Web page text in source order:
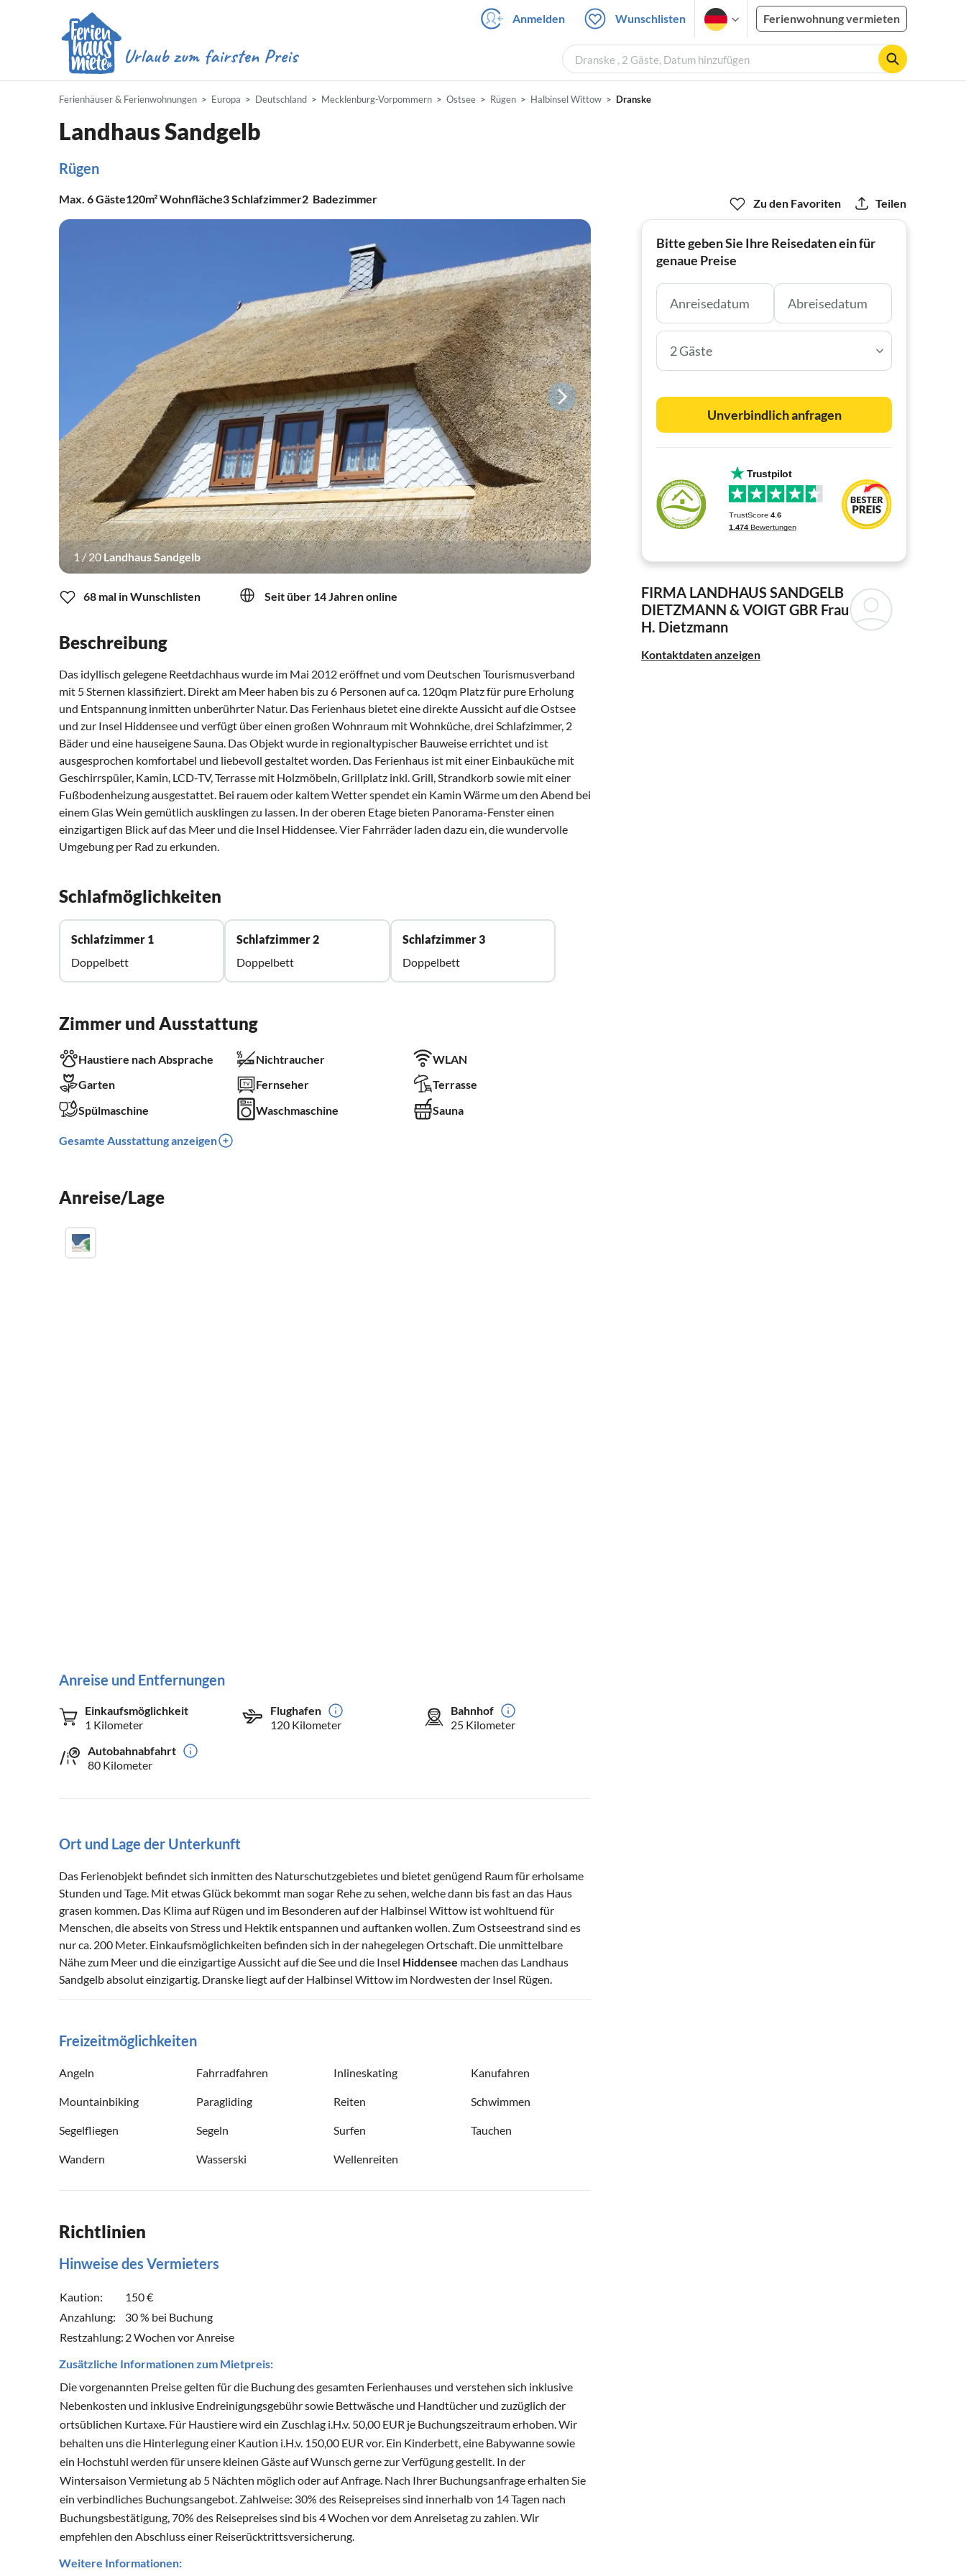
Anmelden Wunschlisten Ferienwohnung vermieten
Dranske , 2 Gäste, Datum hinzufügen
Ferienhäuser & Ferienwohnungen Europa Deutschland Mecklenburg-Vorpommern Ostsee Rügen Halbinsel Wittow Dranske
Landhaus Sandgelb
Rügen
Max. 6Gäste120m²Wohnfläche3Schlafzimmer2 Badezimmer
1/20Landhaus Sandgelb
68 mal in Wunschlisten Seit über 14 Jahren online
Beschreibung
Das idyllisch gelegene Reetdachhaus wurde im Mai 2012 eröffnet und vom Deutschen Tourismusverband
mit 5 Sternen klassifiziert. Direkt am Meer haben bis zu 6 Personen auf ca. 120qm Platz für pure Erholung
und Entspannung inmitten unberührter Natur. Das Ferienhaus bietet eine direkte Aussicht auf die Ostsee
und zur Insel Hiddensee und verfügt über einen großen Wohnraum mit Wohnküche, drei Schlafzimmer, 2
Bäder und eine hauseigene Sauna. Das Objekt wurde in regionaltypischer Bauweise errichtet und ist
ausgesprochen komfortabel und liebevoll gestaltet worden. Das Ferienhaus ist mit einer Einbauküche mit
Geschirrspüler, Kamin, LCD-TV, Terrasse mit Holzmöbeln, Grillplatz inkl. Grill, Strandkorb sowie mit einer
Fußbodenheizung ausgestattet. Bei rauem oder kaltem Wetter spendet ein Kamin Wärme um den Abend bei
einem Glas Wein gemütlich ausklingen zu lassen. In der oberen Etage bieten Panorama-Fenster einen
einzigartigen Blick auf das Meer und die Insel Hiddensee. Vier Fahrräder laden dazu ein, die wundervolle
Umgebung per Rad zu erkunden.
Schlafmöglichkeiten
Schlafzimmer 1
Doppelbett
Schlafzimmer 2
Doppelbett
Schlafzimmer 3
Doppelbett
Zimmer und Ausstattung
Haustiere nach Absprache Nichtraucher
WLAN
Garten
Fernseher
Terrasse
Spülmaschine
Waschmaschine Sauna
Gesamte Ausstattung anzeigen
Anreise/Lage
Anreise und Entfernungen
Einkaufsmöglichkeit
1 Kilometer
Flughafen
120 Kilometer
Bahnhof
25 Kilometer
Autobahnabfahrt
80 Kilometer
Ort und Lage der Unterkunft
Das Ferienobjekt befindet sich inmitten des Naturschutzgebietes und bietet genügend Raum für erholsame
Stunden und Tage. Mit etwas Glück bekommt man sogar Rehe zu sehen, welche dann bis fast an das Haus
grasen kommen. Das Klima auf Rügen und im Besonderen auf der Halbinsel Wittow ist wohltuend für
Menschen, die abseits von Stress und Hektik entspannen und auftanken wollen. Zum Ostseestrand sind es
nur ca. 200 Meter. Einkaufsmöglichkeiten befinden sich in der nahegelegen Ortschaft. Die unmittelbare
Nähe zum Meer und die einzigartige Aussicht auf die See und die Insel Hiddensee machen das Landhaus
Sandgelb absolut einzigartig. Dranske liegt auf der Halbinsel Wittow im Nordwesten der Insel Rügen.
Freizeitmöglichkeiten
Angeln Fahrradfahren Inlineskating Kanufahren
Mountainbiking Paragliding Reiten Schwimmen
Segelfliegen Segeln Surfen Tauchen
Wandern Wasserski Wellenreiten
Richtlinien
Hinweise des Vermieters
Kaution:
150 €
Anzahlung:
30 % bei Buchung
Restzahlung: 2 Wochen vor Anreise
Zusätzliche Informationen zum Mietpreis:
Die vorgenannten Preise gelten für die Buchung des gesamten Ferienhauses und verstehen sich inklusive
Nebenkosten und inklusive Endreinigungsgebühr sowie Bettwäsche und Handtücher und zuzüglich der
ortsüblichen Kurtaxe. Für Haustiere wird ein Zuschlag i.H.v. 50,00 EUR je Buchungszeitraum erhoben. Wir
behalten uns die Hinterlegung einer Kaution i.H.v. 150,00 EUR vor. Ein Kinderbett, eine Babywanne sowie
ein Hochstuhl werden für unsere kleinen Gäste auf Wunsch gerne zur Verfügung gestellt. In der
Wintersaison Vermietung ab 5 Nächten möglich oder auf Anfrage. Nach Ihrer Buchungsanfrage erhalten Sie
ein verbindliches Buchungsangebot. Zahlweise: 30% des Reisepreises sind innerhalb von 14 Tagen nach
Buchungsbestätigung, 70% des Reisepreises sind bis 4 Wochen vor dem Anreisetag zu zahlen. Wir
empfehlen den Abschluss einer Reiserücktrittsversicherung.
Weitere Informationen:
Zu den Favoriten Teilen
Bitte geben Sie Ihre Reisedaten ein für
genaue Preise
2 Gäste
Unverbindlich anfragen
FIRMA LANDHAUS SANDGELB
DIETZMANN & VOIGT GBR Frau
H. Dietzmann
Kontaktdaten anzeigen